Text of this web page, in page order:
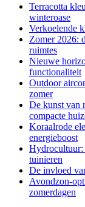
Terracotta
winteroase
Verkoelende
Zomer 2026:
ruimtes
Nieuwe
functionaliteit
Outdoor
zomer
De kunst van
compacte
Koraalrode
energieboost
Hydrocultuur:
tuinieren
De invloed
Avondzon-
zomerdagen